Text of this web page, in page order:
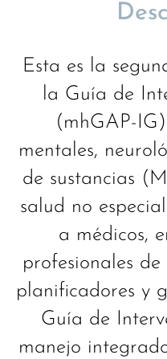
Esta es la
la Guía de
(mhGAP-
mentales,
de sustancias
salud no
a médicos,
profesionales
planificadores y
Guía de
manejo